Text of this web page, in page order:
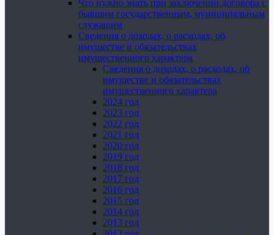
Что нужно знать при заключении договора с
бывшим государственным, муниципальным
служащим
Сведения о доходах, о расходах, об
имуществе и обязательствах
имущественного характера
Сведения о доходах, о расходах, об
имуществе и обязательствах
имущественного характера
2024 год
2023 год
2022 год
2021 год
2020 год
2019 год
2018 год
2017 год
2016 год
2015 год
2014 год
2013 год